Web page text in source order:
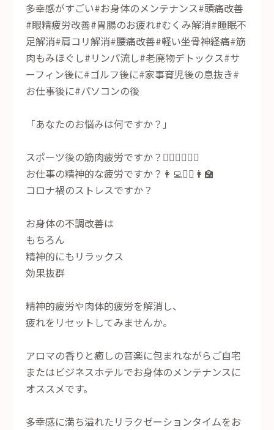
多幸感がすごい#お身体のメンテナンス#頭痛改善
#眼精疲労改善#胃腸のお疲れ#むくみ解消#睡眠不
足解消#肩コリ解消#腰痛改善#軽い坐骨神経痛#筋
肉もみほぐし#リンパ流し#老廃物デトックス#サ
ーフィン後に#ゴルフ後に#家事育児後の息抜き#
お仕事後に#パソコンの後
「あなたのお悩みは何ですか？」
スポーツ後の筋肉疲労ですか？🏄‍♂️🏌️‍♀️🏋️‍♂️
お仕事の精神的な疲労ですか？👩‍💻👨‍⚕️👩‍🏫
コロナ禍のストレスですか？
お身体の不調改善は
もちろん
精神的にもリラックス
効果抜群
精神的疲労や肉体的疲労を解消し、
疲れをリセットしてみませんか。
アロマの香りと癒しの音楽に包まれながらご自宅
またはビジネスホテルでお身体のメンテナンスに
オススメです。
多幸感に満ち溢れたリラクゼーションタイムをお